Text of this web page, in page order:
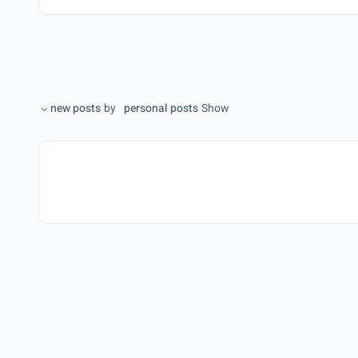
Show
personal posts
by
new posts